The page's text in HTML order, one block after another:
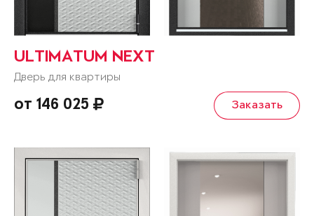
ULTIMATUM NEXT
Дверь для квартиры
от 146 025 Заказать